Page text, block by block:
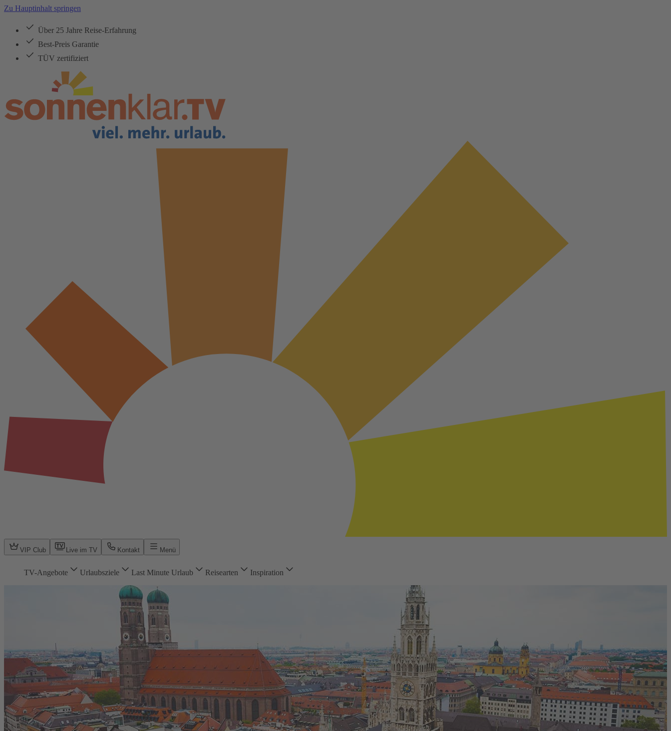
Zu Hauptinhalt springen
Über 25 Jahre Reise-Erfahrung
Best-Preis Garantie
TÜV zertifiziert
VIP Club Live im TV Kontakt Menü
TV-Angebote Urlaubsziele Last Minute Urlaub Reisearten Inspiration